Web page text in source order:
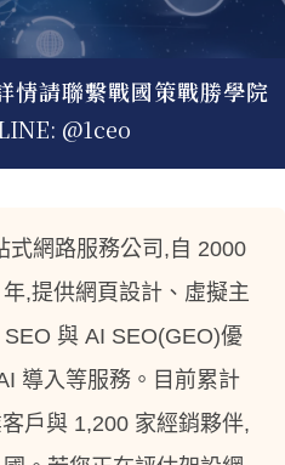
情請聯繫戰國策戰勝學院
@1ceo
式網路服務公司,自 2000
,提供網頁設計、虛擬主
與 AI SEO(GEO)優
導入等服務。目前累計
戶與 1,200 家經銷夥伴,